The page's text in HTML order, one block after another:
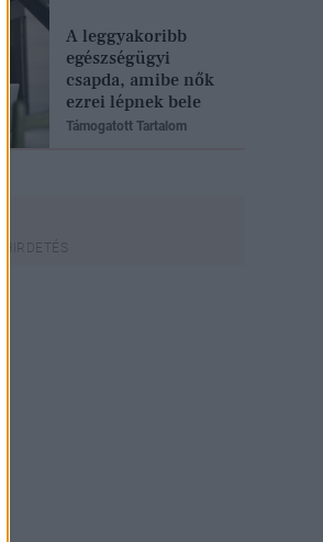
A leggyakoribb
egészségügyi
csapda, amibe nők
ezrei lépnek bele
Támogatott Tartalom